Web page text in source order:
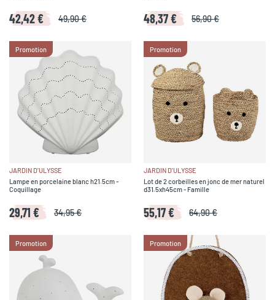
42,42 € 49,90 € 48,37 € 56,90 €
Promotion
JARDIN D'ULYSSE
Lampe en porcelaine blanc h21.5cm -
Coquillage
29,71 € 34,95 €
Promotion
JARDIN D'ULYSSE
Lot de 2 corbeilles en jonc de mer naturel
d31.5xh45cm - Famille
55,17 € 64,90 €
Promotion Promotion